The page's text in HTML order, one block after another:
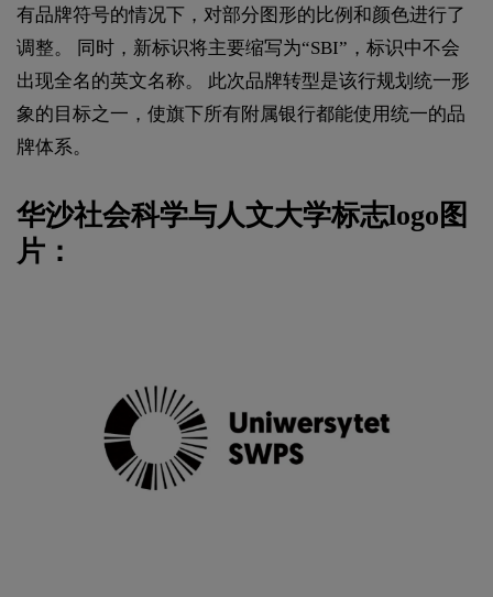
有品牌符号的情况下，对部分图形的比例和颜色进行了
调整。 同时，新标识将主要缩写为“SBI”，标识中不会
出现全名的英文名称。 此次品牌转型是该行规划统一形
象的目标之一，使旗下所有附属银行都能使用统一的品
牌体系。
华沙社会科学与人文大学标志logo图
片：